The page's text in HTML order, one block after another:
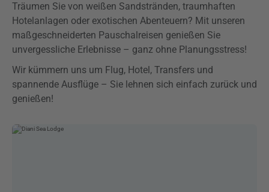
Träumen Sie von weißen Sandstränden, traumhaften
Hotelanlagen oder exotischen Abenteuern? Mit unseren
maßgeschneiderten Pauschalreisen genießen Sie
unvergessliche Erlebnisse – ganz ohne Planungsstress!
Wir kümmern uns um Flug, Hotel, Transfers und
spannende Ausflüge – Sie lehnen sich einfach zurück und
genießen!